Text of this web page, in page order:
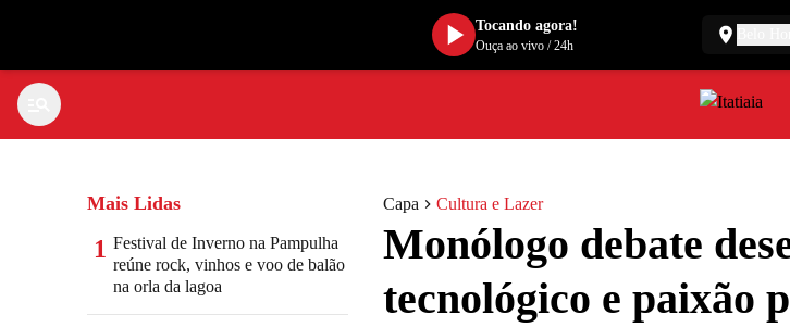
Capa Cultura e Lazer
Monólogo debate
tecnológico e paixão
Mais Lidas
1 Festival de Inverno na Pampulha
reúne rock, vinhos e voo de balão
na orla da lagoa
Tocando agora!
Ouça ao vivo/24h